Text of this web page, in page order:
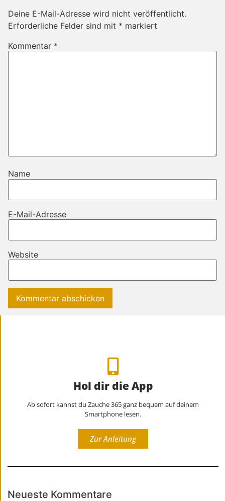
Deine E-Mail-Adresse wird nicht veröffentlicht.
Erforderliche Felder sind mit * markiert
Kommentar *
Name
E-Mail-Adresse
Website
Hol dir die App
Ab sofort kannst du Zauche 365 ganz bequem auf deinem
Smartphone lesen.
Zur Anleitung
Neueste Kommentare